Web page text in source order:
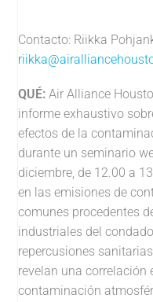
Contacto: Riikka
QUÉ:Air Alliance
informe exhaustivo
efectos de la
durante un seminario
diciembre, de 12.00 a
en las emisiones de
comunes procedentes
industriales del
repercusiones
revelan una correlación
contaminación